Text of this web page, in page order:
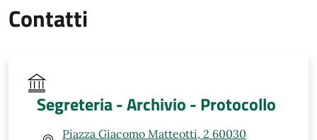
Contatti
Segreteria - Archivio - Protocollo
Piazza Giacomo Matteotti, 2 60030